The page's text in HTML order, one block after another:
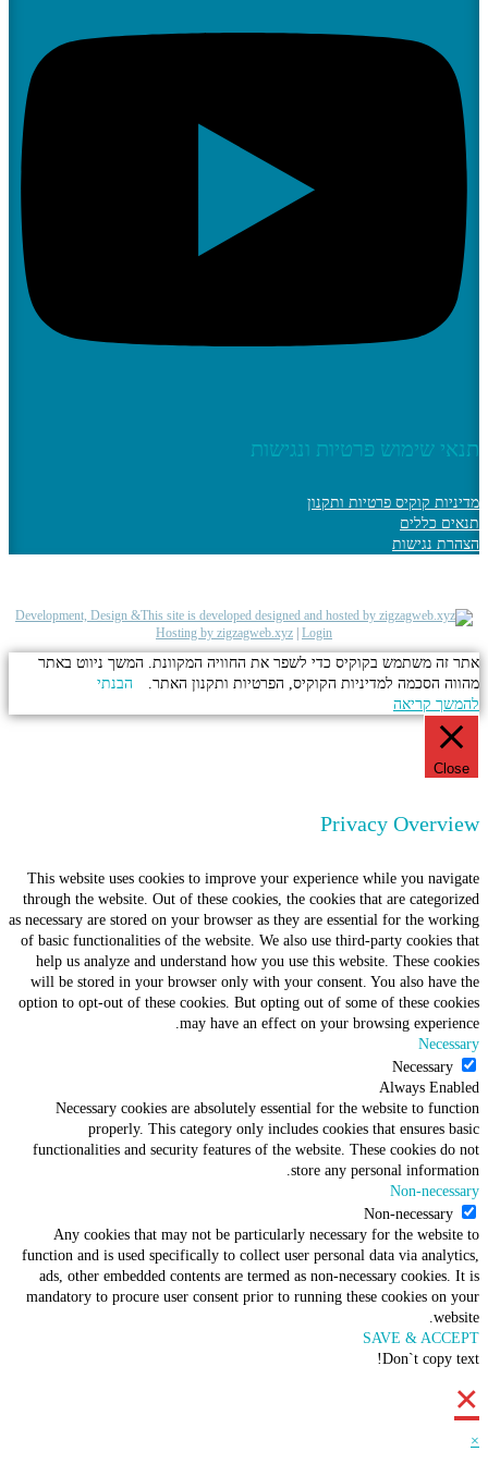
שימוש פרטיות ונגישות
קוקיס פרטיות ותקנון
כללים
נגישות
Development, Design &
Hosting by zigzagweb.xyz|
משתמש בקוקיס כדי לשפר את החוויה המקוונת. המשך ניווט באתר
הסכמה למדיניות הקוקיס, הפרטיות ותקנון האתר.
הבנתי
קריאה
Privacy
This website uses cookies to improve your experience while you
through the website. Out of these cookies, the cookies that are
as necessary are stored on your browser as they are essential for the
of basic functionalities of the website. We also use third-party
help us analyze and understand how you use this website. These
will be stored in your browser only with your consent. You also
option to opt-out of these cookies. But opting out of some of these
may have an effect on your browsing
Always
Necessary cookies are absolutely essential for the website to
properly. This category only includes cookies that ensures
functionalities and security features of the website. These cookies
store any personal
Non-
Non-
Any cookies that may not be particularly necessary for the
function and is used specifically to collect user personal data via
ads, other embedded contents are termed as non-necessary
mandatory to procure user consent prior to running these cookies
SAVE &
Don`t